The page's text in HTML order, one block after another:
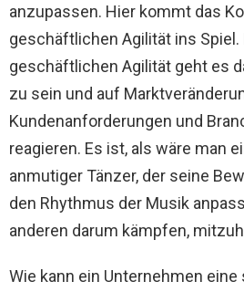
anzupassen. Hier kommt das
geschäftlichen Agilität ins Spiel.
geschäftlichen Agilität geht es
zu sein und auf
Kundenanforderungen und
reagieren. Es ist, als wäre man
anmutiger Tänzer, der seine
den Rhythmus der Musik
anderen darum kämpfen,
Wie kann ein Unternehmen